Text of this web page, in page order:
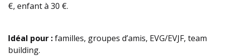
€, enfant à 30 €.
Idéal pour :familles, groupes d’amis, EVG/EVJF, team
building.